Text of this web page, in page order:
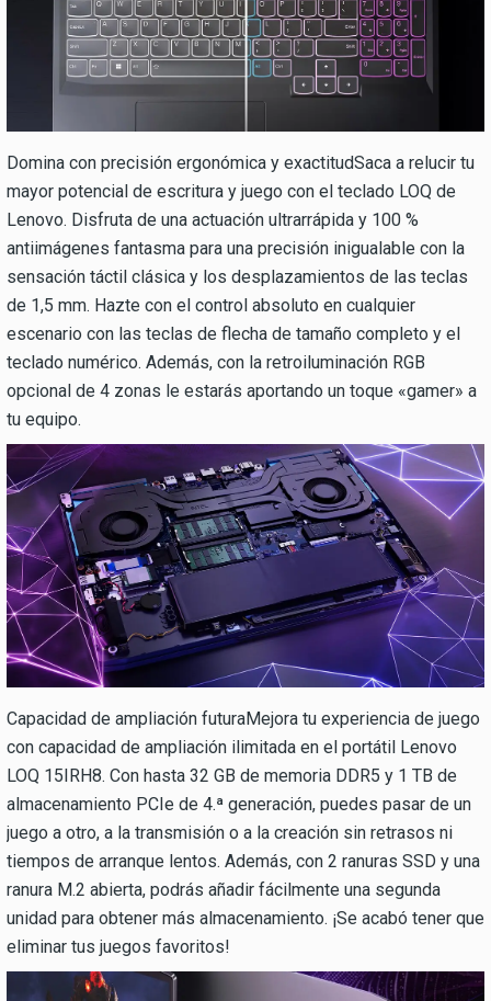
Domina con precisión ergonómica y exactitudSaca a relucir tu
mayor potencial de escritura y juego con el teclado LOQ de
Lenovo. Disfruta de una actuación ultrarrápida y 100 %
antiimágenes fantasma para una precisión inigualable con la
sensación táctil clásica y los desplazamientos de las teclas
de 1,5 mm. Hazte con el control absoluto en cualquier
escenario con las teclas de flecha de tamaño completo y el
teclado numérico. Además, con la retroiluminación RGB
opcional de 4 zonas le estarás aportando un toque «gamer» a
tu equipo.
Capacidad de ampliación futuraMejora tu experiencia de juego
con capacidad de ampliación ilimitada en el portátil Lenovo
LOQ 15IRH8. Con hasta 32 GB de memoria DDR5 y 1 TB de
almacenamiento PCIe de 4.ª generación, puedes pasar de un
juego a otro, a la transmisión o a la creación sin retrasos ni
tiempos de arranque lentos. Además, con 2 ranuras SSD y una
ranura M.2 abierta, podrás añadir fácilmente una segunda
unidad para obtener más almacenamiento. ¡Se acabó tener que
eliminar tus juegos favoritos!